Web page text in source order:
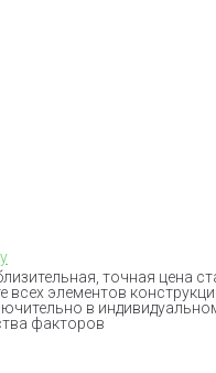
точная цена
всех элементов
в
факторов